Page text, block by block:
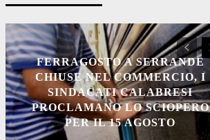
FERRAGOSTO A SERRANDE
CHIUSE NEL COMMERCIO, I
SINDACATI CALABRESI
PROCLAMANO LO SCIOPERO
PER IL 15 AGOSTO